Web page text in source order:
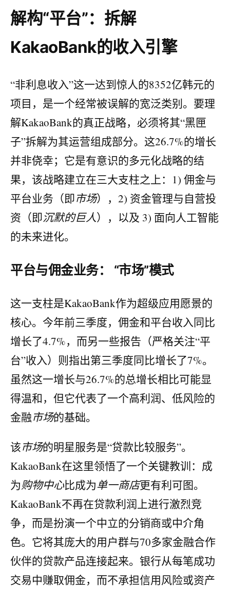
解构“平台”：拆解
KakaoBank的收入引擎
“非利息收入”这一达到惊人的8352亿韩元的
项目，是一个经常被误解的宽泛类别。要理
解KakaoBank的真正战略，必须将其“黑匣
子”拆解为其运营组成部分。这26.7%的增长
并非侥幸；它是有意识的多元化战略的结
果，该战略建立在三大支柱之上：1) 佣金与
平台业务（即市场），2) 资金管理与自营投
资（即沉默的巨人），以及 3) 面向人工智能
的未来进化。
平台与佣金业务： “市场”模式
这一支柱是KakaoBank作为超级应用愿景的
核心。今年前三季度，佣金和平台收入同比
增长了4.7%，而另一些报告（严格关注“平
台”收入）则指出第三季度同比增长了7%。
虽然这一增长与26.7%的总增长相比可能显
得温和，但它代表了一个高利润、低风险的
金融市场的基础。
该市场的明星服务是“贷款比较服务”。
KakaoBank在这里领悟了一个关键教训：成
为购物中心比成为单一商店更有利可图。
KakaoBank不再在贷款利润上进行激烈竞
争，而是扮演一个中立的分销商或中介角
色。它将其庞大的用户群与70多家金融合作
伙伴的贷款产品连接起来。银行从每笔成功
交易中赚取佣金，而不承担信用风险或资产